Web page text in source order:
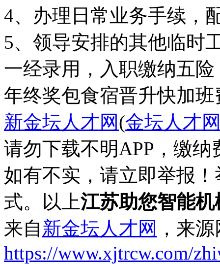
4、办理日常业务手续，
5、领导安排的其他临时
一经录用，入职缴纳五
年终奖包食宿晋升快加班
新金坛人才网(金坛人才
请勿下载不明APP，缴
如有不实，请立即举报
式。以上江苏助您智能
来自新金坛人才网 ，来
https://www.xjtrcw.com/